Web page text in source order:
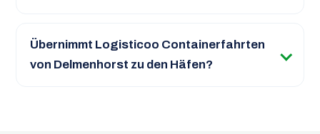
Übernimmt Logisticoo Containerfahrten
von Delmenhorst zu den Häfen?